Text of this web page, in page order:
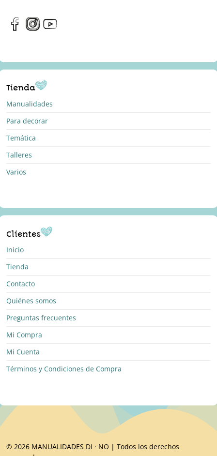
Tienda
Manualidades
Para decorar
Temática
Talleres
Varios
Clientes
Inicio
Tienda
Contacto
Quiénes somos
Preguntas frecuentes
Mi Compra
Mi Cuenta
Términos y Condiciones de Compra
© 2026 MANUALIDADES DI · NO | Todos los derechos